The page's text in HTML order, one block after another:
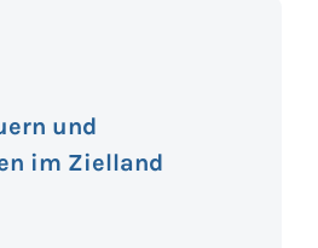
und
im Zielland